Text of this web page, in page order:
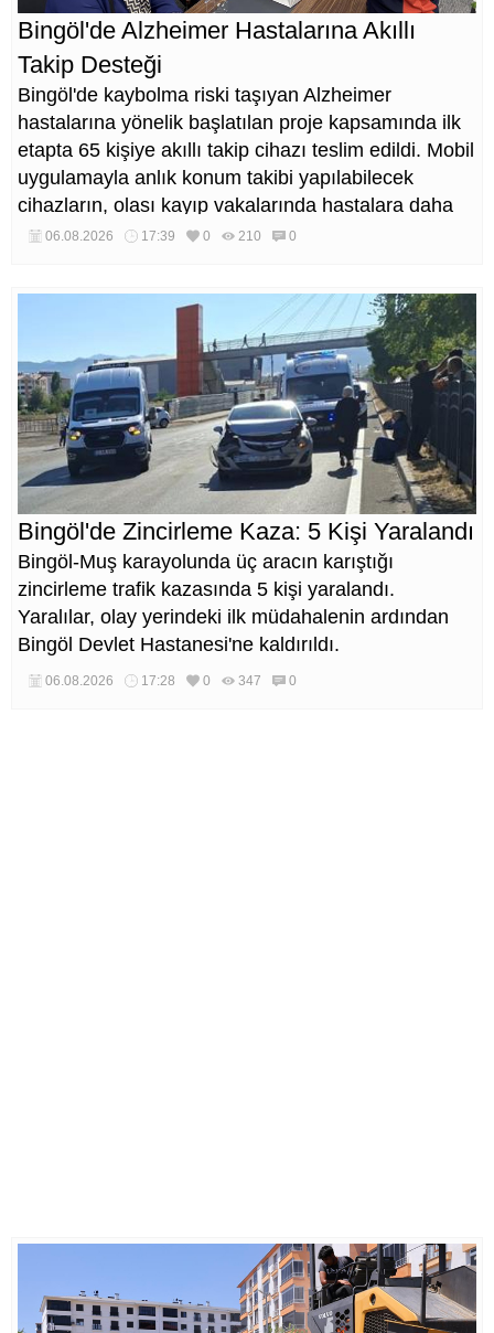
Bingöl'de Alzheimer Hastalarına Akıllı
Takip Desteği
Bingöl'de kaybolma riski taşıyan Alzheimer
hastalarına yönelik başlatılan proje kapsamında ilk
etapta 65 kişiye akıllı takip cihazı teslim edildi. Mobil
uygulamayla anlık konum takibi yapılabilecek
cihazların, olası kayıp vakalarında hastalara daha
kısa sürede ulaşılmasını sağlaması hedefleniyor.
06.08.2026 17:39 0 210 0
Bingöl'de Zincirleme Kaza: 5 Kişi Yaralandı
Bingöl-Muş karayolunda üç aracın karıştığı
zincirleme trafik kazasında 5 kişi yaralandı.
Yaralılar, olay yerindeki ilk müdahalenin ardından
Bingöl Devlet Hastanesi'ne kaldırıldı.
06.08.2026 17:28 0 347 0